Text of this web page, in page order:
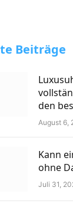
Beiträge
den
August 6,
Kann
ohne
Juli 31,